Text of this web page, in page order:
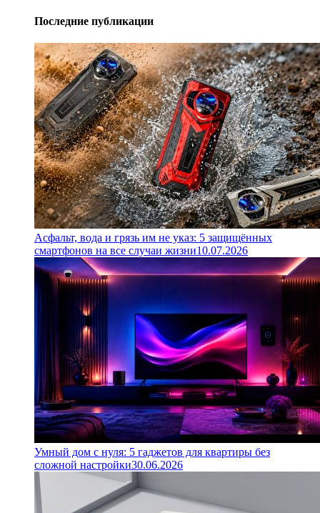
Последние публикации
Асфальт, вода и грязь им не указ: 5 защищённых
смартфонов на все случаи жизни10.07.2026
Умный дом с нуля: 5 гаджетов для квартиры без
сложной настройки30.06.2026